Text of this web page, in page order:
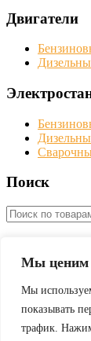
Мы ценим
Мы
показывать
трафик.
Двигатели
Поиск
Искать:
Москве с
Федерации
Оставить